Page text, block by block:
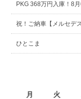
PKG 368万円入庫！8月
祝！ご納車【メルセデ
ひとこま
月 火